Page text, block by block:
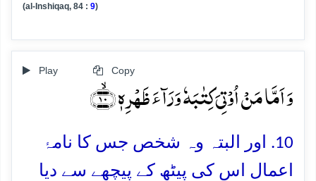
(al-Inshiqaq, 84 : 9)
Play Copy
وَ اَمَّا مَنۡ اُوۡتِیَ کِتٰبَہٗ وَرَآءَ ظَہۡرِہٖ ﴿ۙ۱۰﴾
10. اور البتہ وہ شخص جس کا نامۂ
اعمال اس کی پیٹھ کے پیچھے سے دیا